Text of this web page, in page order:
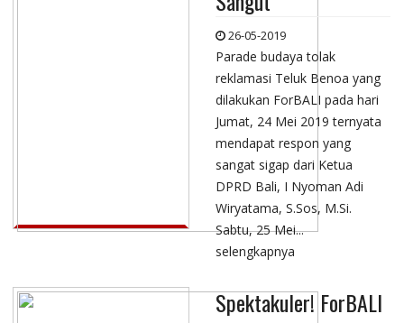
26-05-2019
Parade budaya tolak
reklamasi Teluk Benoa yang
dilakukan ForBALI pada hari
Jumat, 24 Mei 2019 ternyata
mendapat respon yang
sangat sigap dari Ketua
DPRD Bali, I Nyoman Adi
Wiryatama, S.Sos, M.Si.
Sabtu, 25 Mei...
selengkapnya
Spektakuler! ForBALI